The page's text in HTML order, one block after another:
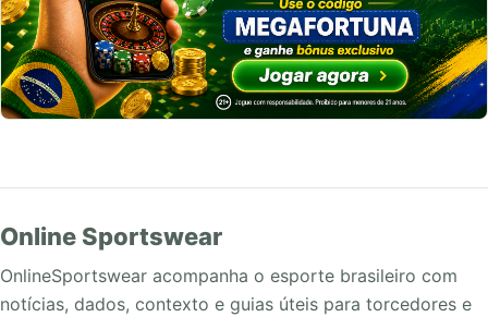
Online Sportswear
OnlineSportswear acompanha o esporte brasileiro com
notícias, dados, contexto e guias úteis para torcedores e